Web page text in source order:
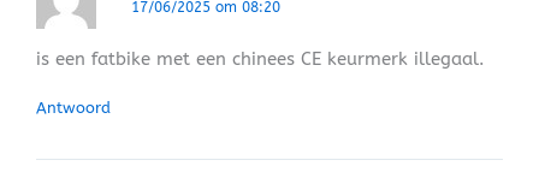
17/06/2025 om 08:20
is een fatbike met een chinees CE keurmerk illegaal.
Antwoord